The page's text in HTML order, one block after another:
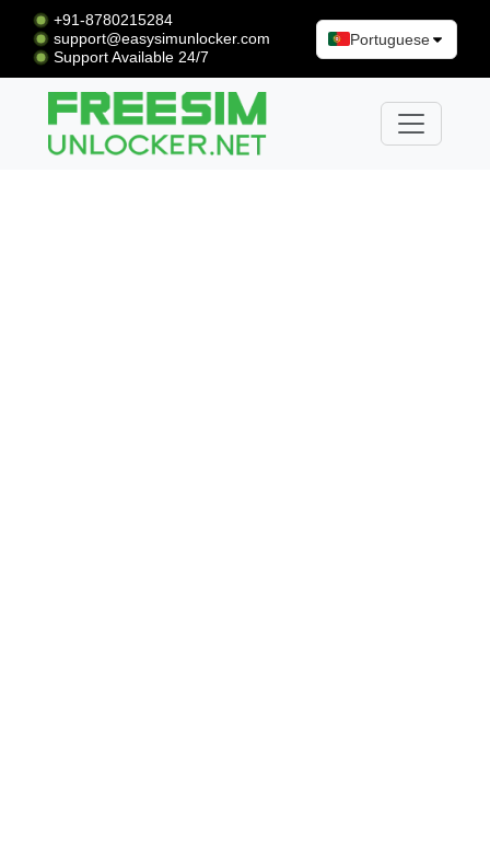
+91-8780215284
support@easysimunlocker.com
Support Available 24/7
Portuguese